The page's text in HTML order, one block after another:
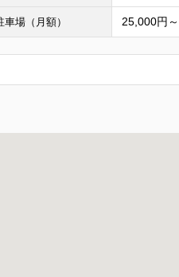
車場（月額） 25,000円